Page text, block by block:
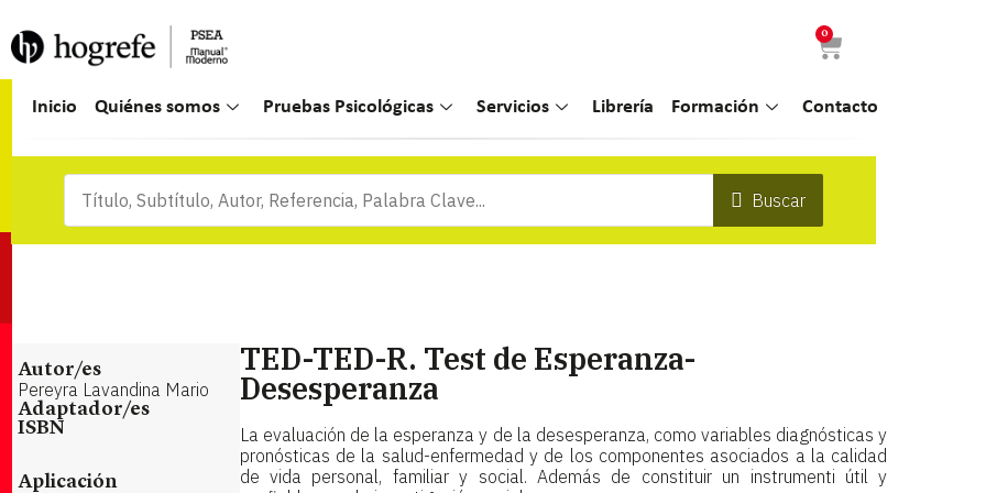
0
Inicio Quiénes somos Pruebas Psicológicas Servicios Librería Formación Contacto
Buscar
Autor/es
Pereyra Lavandina Mario
Adaptador/es
ISBN
Aplicación
TED-TED-R. Test de Esperanza-
Desesperanza
La evaluación de la esperanza y de la desesperanza, como variables diagnósticas y
pronósticas de la salud-enfermedad y de los componentes asociados a la calidad
de vida personal, familiar y social. Además de constituir un instrumenti útil y